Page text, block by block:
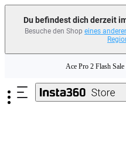
Du befindest dich derzeit
Besuche den Shop eines
Need shopping help?
Ace Pro 2 Flash Sale |